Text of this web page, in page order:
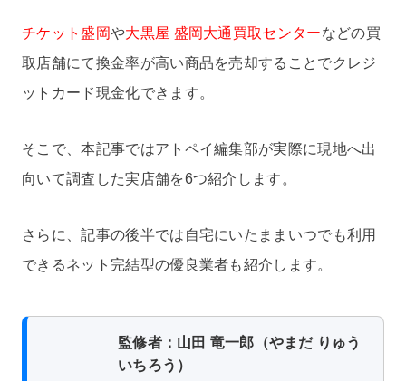
チケット盛岡や大黒屋 盛岡大通買取センターなどの買
取店舗にて換金率が高い商品を売却することでクレジ
ットカード現金化できます。
そこで、本記事ではアトペイ編集部が実際に現地へ出
向いて調査した実店舗を6つ紹介します。
さらに、記事の後半では自宅にいたままいつでも利用
できるネット完結型の優良業者も紹介します。
監修者：山田 竜一郎（やまだ りゅう
いちろう）